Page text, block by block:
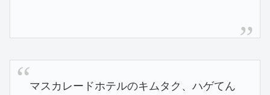
マスカレードホテルのキムタク、ハゲてん